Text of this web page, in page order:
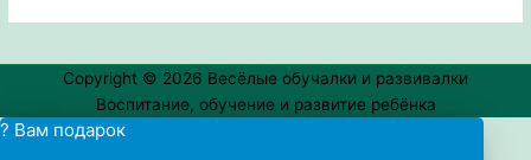
Copyright © 2026 Весёлые обучалки и развивалки
Воспитание, обучение и развитие ребёнка
? Вам подарок